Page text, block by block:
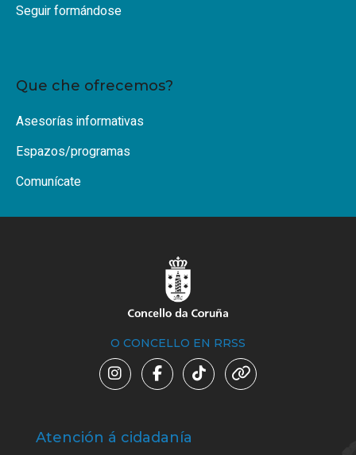
Seguir formándose
Que che ofrecemos?
Asesorías informativas
Espazos/programas
Comunícate
O CONCELLO EN RRSS
Atención á cidadanía